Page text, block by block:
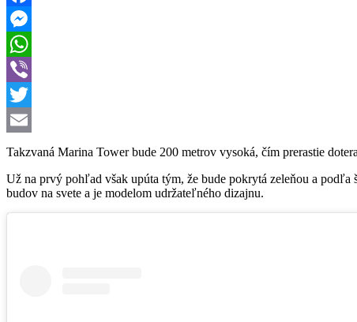
Facebook
Messenger
WhatsApp
Viber
Twitter
Email
Takzvaná Marina Tower bude 200 metrov vysoká, čím prerastie
Už na prvý pohľad však upúta tým, že bude pokrytá zeleňou a
budov na svete a je modelom udržateľného dizajnu.